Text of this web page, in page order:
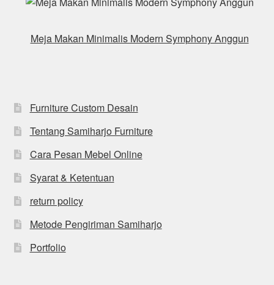
Meja Makan Minimalis Modern Symphony Anggun
Furniture Custom Desain
Tentang Samiharjo Furniture
Cara Pesan Mebel Online
Syarat & Ketentuan
return policy
Metode Pengiriman Samiharjo
Portfolio